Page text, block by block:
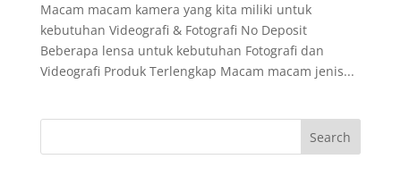
Macam macam kamera yang kita miliki untuk
kebutuhan Videografi & Fotografi No Deposit
Beberapa lensa untuk kebutuhan Fotografi dan
Videografi Produk Terlengkap Macam macam jenis...
Search